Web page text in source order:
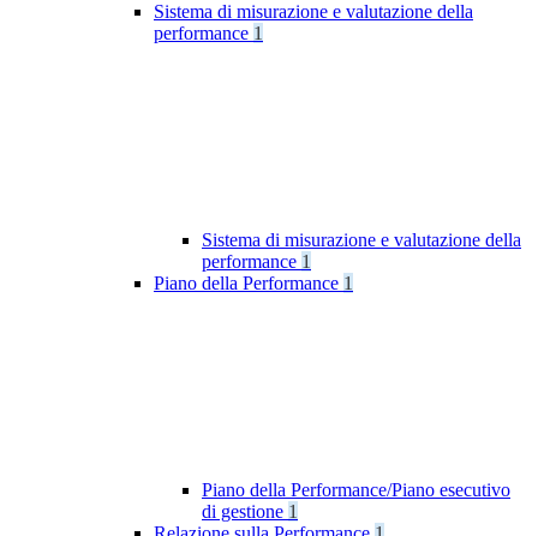
Sistema di misurazione e valutazione della
performance 1
Sistema di misurazione e valutazione della
performance 1
Piano della Performance 1
Piano della Performance/Piano esecutivo
di gestione 1